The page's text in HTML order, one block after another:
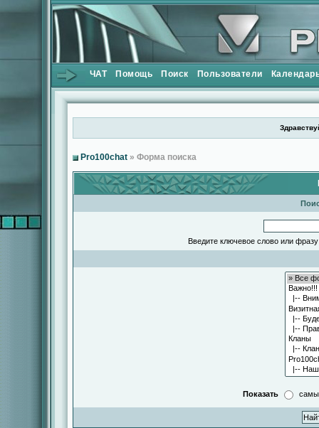
ЧАТ Помощь Поиск Пользователи
Pro100chat » Форма поиска
Введите ключевое слово или
Показать